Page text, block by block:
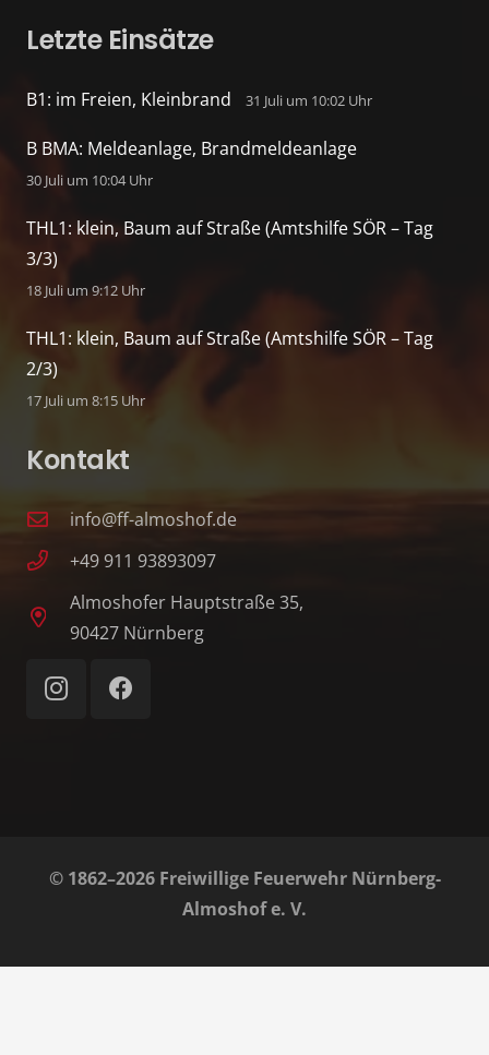
Letzte Einsätze
B1: im Freien, Kleinbrand 31 Juli um 10:02 Uhr
B BMA: Meldeanlage, Brandmeldeanlage
30 Juli um 10:04 Uhr
THL1: klein, Baum auf Straße (Amtshilfe SÖR – Tag
3/3)
18 Juli um 9:12 Uhr
THL1: klein, Baum auf Straße (Amtshilfe SÖR – Tag
2/3)
17 Juli um 8:15 Uhr
Kontakt
info@ff-almoshof.de
+49 911 93893097
Almoshofer Hauptstraße 35,
90427 Nürnberg
© 1862–2026 Freiwillige Feuerwehr Nürnberg-
Almoshof e. V.
Home